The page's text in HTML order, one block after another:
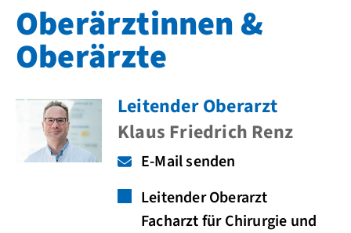
Oberärztinnen &
Oberärzte
Leitender Oberarzt
Klaus Friedrich Renz
E-Mail senden
Leitender Oberarzt
Facharzt für Chirurgie und